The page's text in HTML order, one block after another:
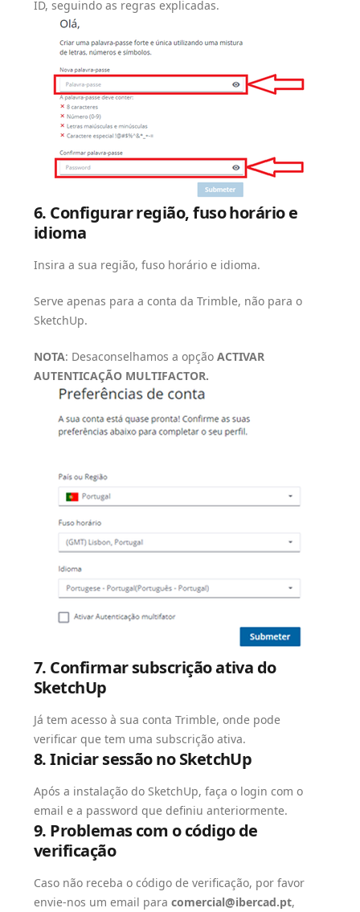
ID, seguindo as regras explicadas.
6. Configurar região, fuso horário e
idioma
Insira a sua região, fuso horário e idioma.
Serve apenas para a conta da Trimble, não para o
SketchUp.
NOTA: Desaconselhamos a opção ACTIVAR
AUTENTICAÇÃO MULTIFACTOR.
7. Confirmar subscrição ativa do
SketchUp
Já tem acesso à sua conta Trimble, onde pode
verificar que tem uma subscrição ativa.
8. Iniciar sessão no SketchUp
Após a instalação do SketchUp, faça o login com o
email e a password que definiu anteriormente.
9. Problemas com o código de
verificação
Caso não receba o código de verificação, por favor
envie-nos um email para comercial@ibercad.pt,